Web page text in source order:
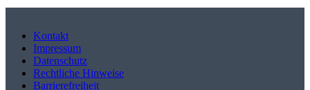
Kontakt
Impressum
Datenschutz
Rechtliche Hinweise
Barrierefreiheit